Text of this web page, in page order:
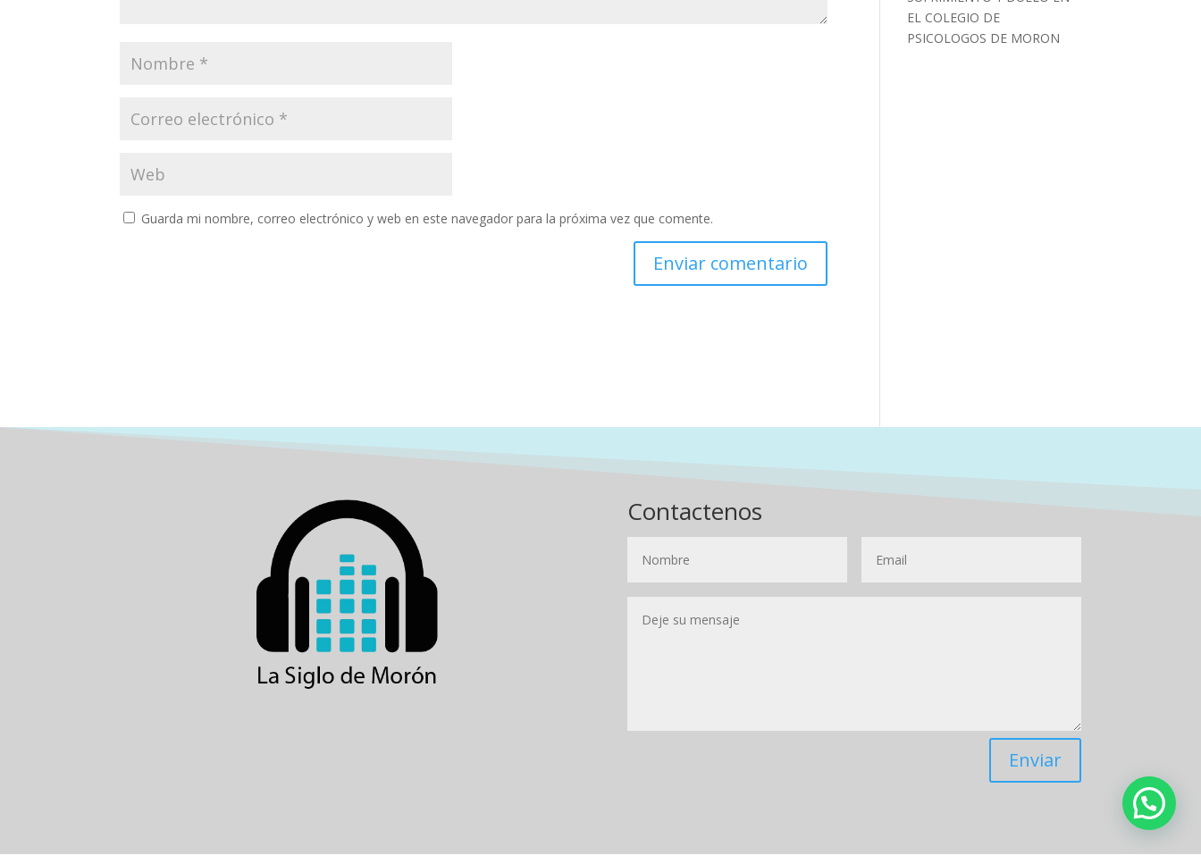
Guarda mi nombre, correo electrónico y web en este navegador para la próxima vez que comente.
EL COLEGIO DE
PSICOLOGOS DE MORON
Contactenos
Enviar